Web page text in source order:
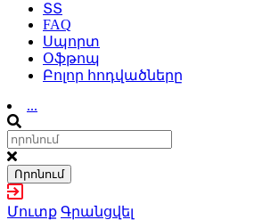
ՏՏ
FAQ
Սպորտ
Օֆթոպ
Բոլոր հոդվածները
...
Որոնում
Մուտք Գրանցվել